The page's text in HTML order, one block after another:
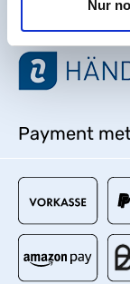
Nur
Payment